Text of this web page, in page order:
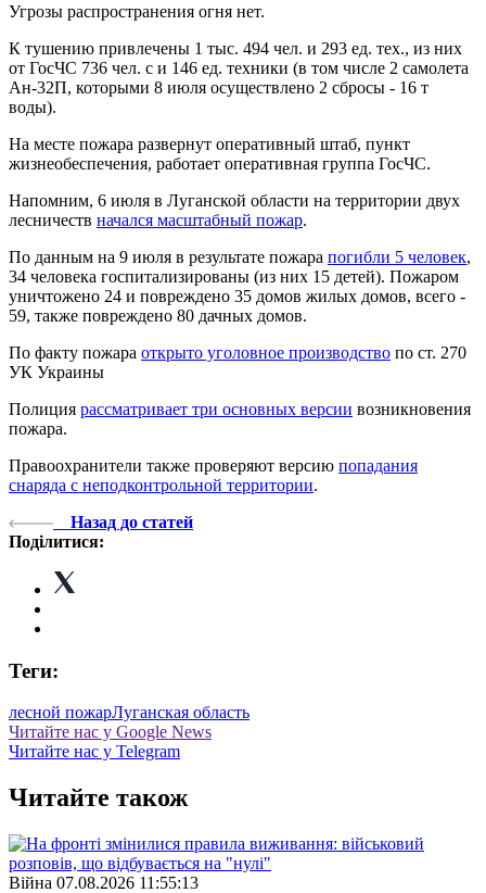
Угрозы распространения огня нет.
К тушению привлечены 1 тыс. 494 чел. и 293 ед. тех., из них
от ГосЧС 736 чел. с и 146 ед. техники (в том числе 2 самолета
Ан-32П, которыми 8 июля осуществлено 2 сбросы - 16 т
воды).
На месте пожара развернут оперативный штаб, пункт
жизнеобеспечения, работает оперативная группа ГосЧС.
Напомним, 6 июля в Луганской области на территории двух
лесничеств начался масштабный пожар.
По данным на 9 июля в результате пожара погибли 5 человек,
34 человека госпитализированы (из них 15 детей). Пожаром
уничтожено 24 и повреждено 35 домов жилых домов, всего -
59, также повреждено 80 дачных домов.
По факту пожара открыто уголовное производство по ст. 270
УК Украины
Полиция рассматривает три основных версии возникновения
пожара.
Правоохранители также проверяют версию попадания
снаряда с неподконтрольной территории.
Назад до статей
Поділитися:
Теги:
лесной пожарЛуганская область
Читайте нас у Google News
Читайте нас у Telegram
Читайте також
Війна 07.08.2026 11:55:13